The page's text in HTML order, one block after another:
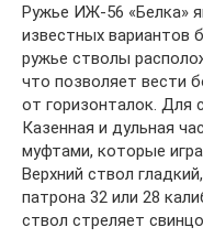
Ружье ИЖ-56 «Белка»
известных вариантов
ружье стволы
что позволяет вести
от горизонталок. Для
Казенная и дульная
муфтами, которые
Верхний ствол
патрона 32 или 28
ствол стреляет